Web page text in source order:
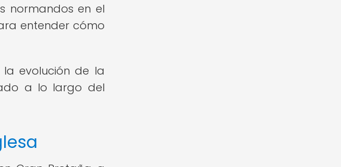
normandos en el
entender cómo
evolución de la
a lo largo del